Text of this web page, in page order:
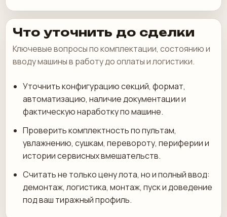
Что уточнить до сделки
Ключевые вопросы по комплектации, состоянию и
вводу машины в работу до оплаты и логистики.
Уточнить конфигурацию секций, формат,
автоматизацию, наличие документации и
фактическую наработку по машине.
Проверить комплектность по пультам,
увлажнению, сушкам, перевороту, периферии и
истории сервисных вмешательств.
Считать не только цену лота, но и полный ввод:
демонтаж, логистика, монтаж, пуск и доведение
под ваш тиражный профиль.